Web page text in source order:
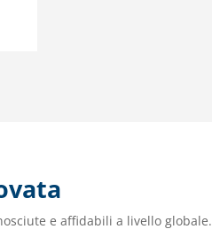
e affidabili a livello globale.